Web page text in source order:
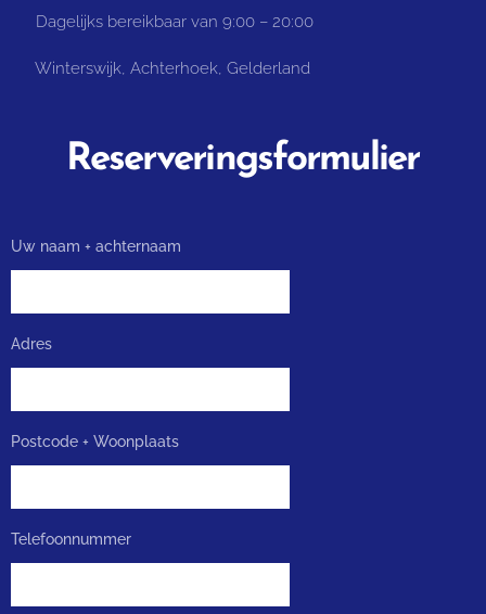
⏰ Dagelijks bereikbaar van 9:00 – 20:00
📌 Winterswijk, Achterhoek, Gelderland
Reserveringsformulier
Uw naam + achternaam
Adres
Postcode + Woonplaats
Telefoonnummer